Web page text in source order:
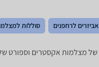
אביזרים לרחפנים סוללות